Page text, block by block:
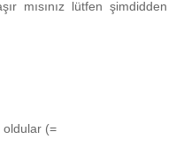
mısınız lütfen şimdidden
oldular (=